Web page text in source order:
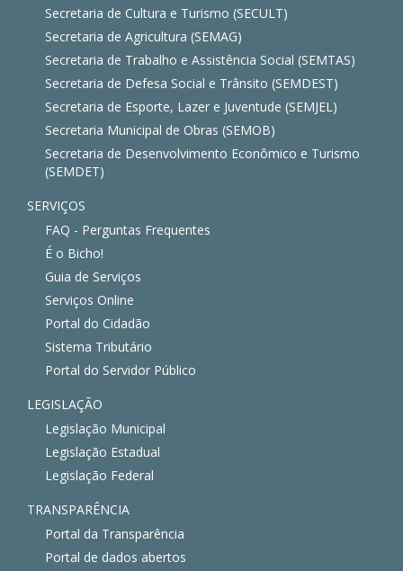
Secretaria de Cultura e Turismo (SECULT)
Secretaria de Agricultura (SEMAG)
Secretaria de Trabalho e Assistência Social (SEMTAS)
Secretaria de Defesa Social e Trânsito (SEMDEST)
Secretaria de Esporte, Lazer e Juventude (SEMJEL)
Secretaria Municipal de Obras (SEMOB)
Secretaria de Desenvolvimento Econômico e Turismo
(SEMDET)
SERVIÇOS
FAQ - Perguntas Frequentes
É o Bicho!
Guia de Serviços
Serviços Online
Portal do Cidadão
Sistema Tributário
Portal do Servidor Público
LEGISLAÇÃO
Legislação Municipal
Legislação Estadual
Legislação Federal
TRANSPARÊNCIA
Portal da Transparência
Portal de dados abertos